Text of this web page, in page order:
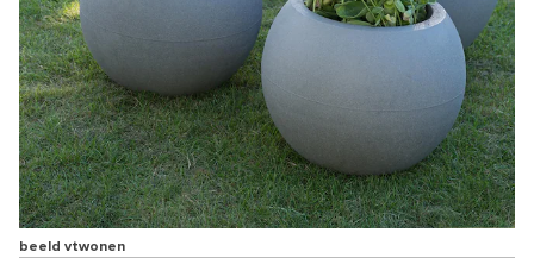
beeld vtwonen